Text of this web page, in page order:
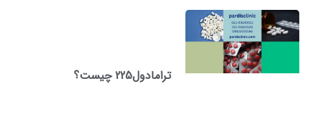
ترامادول225 چیست؟